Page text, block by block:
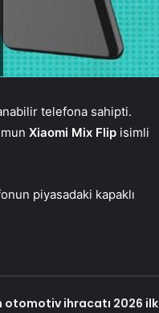
telefona sahipti.
Xiaomi Mix Flip isimli
piyasadaki kapaklı
otomotiv ihracatı 2026 ilk